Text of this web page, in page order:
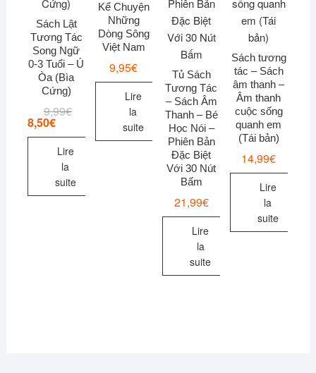
Sách Lật
Tương Tác
Song Ngữ
0-3 Tuổi – Ú
Òa (Bìa
Cứng)
9,99€Le
était :
9,99€.
8,50€
Le
est :
8,50€.
Lire
la
suite
Kể Chuyện
Những
Dòng Sông
Việt Nam
9,95€
Lire
la
suite
Tủ Sách
Tương Tác
– Sách Âm
Thanh – Bé
Học Nói –
Phiên Bản
Đặc Biệt
Với 30 Nút
Bấm
21,99€
Lire
la
suite
Sách tương
tác – Sách
âm thanh –
Âm thanh
cuộc sống
quanh em
(Tái bản)
14,99€
Lire
la
suite